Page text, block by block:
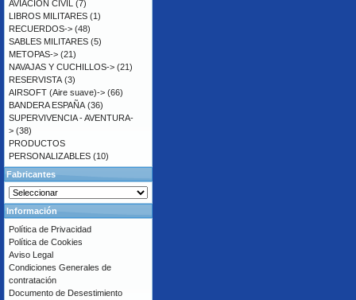
AVIACIÓN CIVIL (7)
LIBROS MILITARES (1)
RECUERDOS-> (48)
SABLES MILITARES (5)
METOPAS-> (21)
NAVAJAS Y CUCHILLOS-> (21)
RESERVISTA (3)
AIRSOFT (Aire suave)-> (66)
BANDERA ESPAÑA (36)
SUPERVIVENCIA - AVENTURA-
> (38)
PRODUCTOS
PERSONALIZABLES (10)
Fabricantes
Información
Política de Privacidad
Política de Cookies
Aviso Legal
Condiciones Generales de
contratación
Documento de Desestimiento